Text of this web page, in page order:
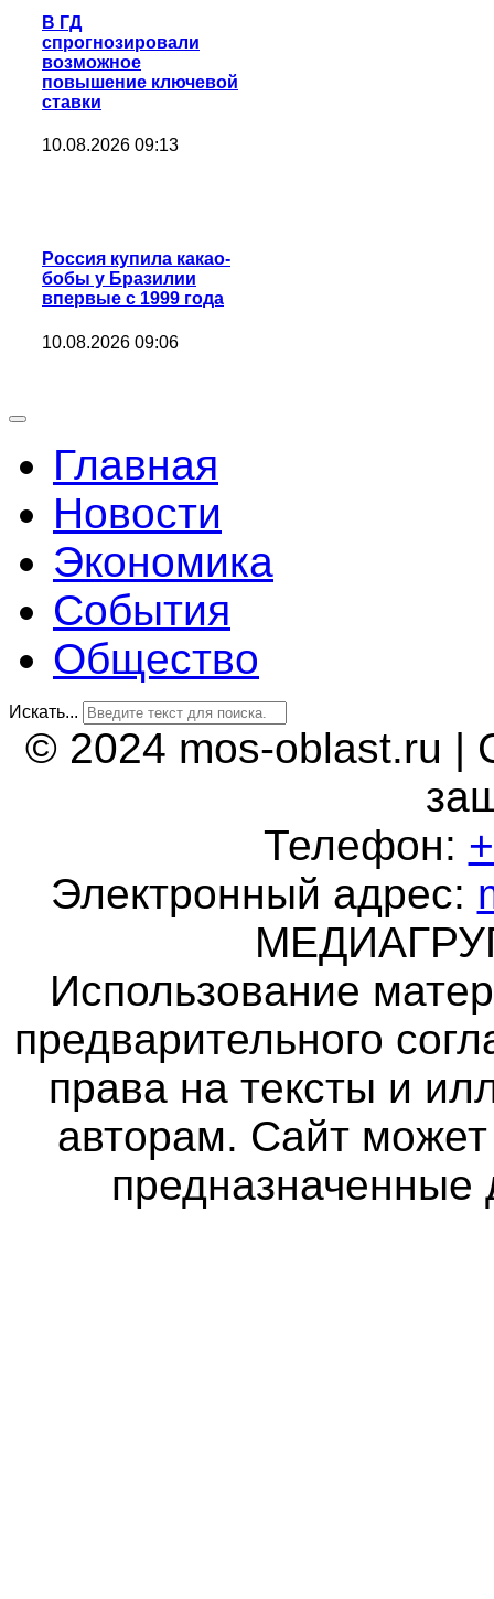
В ГД
спрогнозировали
возможное
повышение ключевой
ставки
10.08.2026 09:13
Россия купила какао-
бобы у Бразилии
впервые с 1999 года
10.08.2026 09:06
Главная
Новости
Экономика
События
Общество
Искать...
© 2024 mos-oblast.ru |
Телефон:
Электронный адрес:
Использование
предварительного
права на тексты и
авторам. Сайт